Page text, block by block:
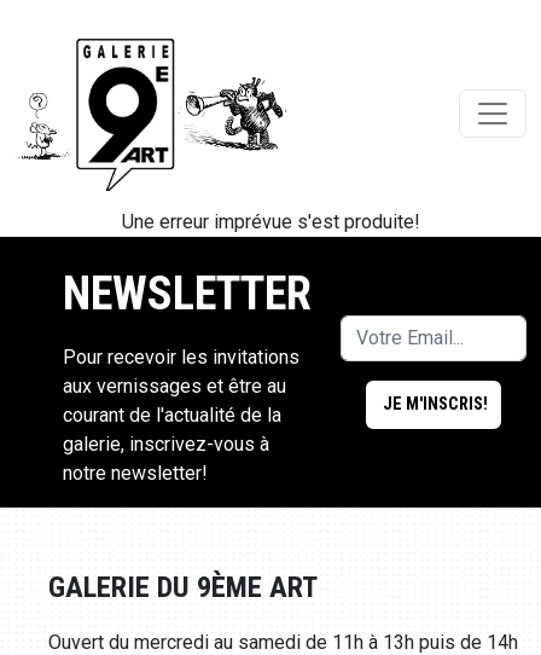
Une erreur imprévue s'est produite!
NEWSLETTER
Pour recevoir les invitations
aux vernissages et être au
courant de l'actualité de la
galerie, inscrivez-vous à
notre newsletter!
GALERIE DU 9ÈME ART
Ouvert du mercredi au samedi de 11h à 13h puis de 14h